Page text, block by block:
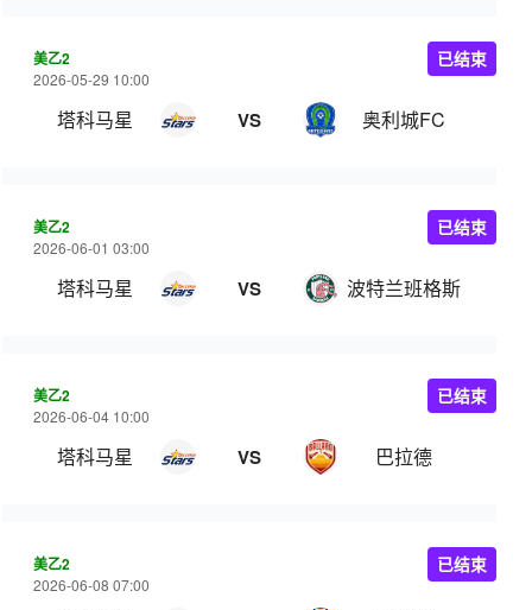
美乙2
2026-05-29 10:00
塔科马星 VS 奥利城FC
已结束
美乙2
2026-06-01 03:00
塔科马星 VS 波特兰班格斯
已结束
美乙2
2026-06-04 10:00
塔科马星 VS 巴拉德
已结束
美乙2
2026-06-08 07:00
已结束